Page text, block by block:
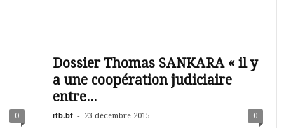
0
Dossier Thomas SANKARA « il y
a une coopération judiciaire
entre...
rtb.bf - 23 décembre 2015 0